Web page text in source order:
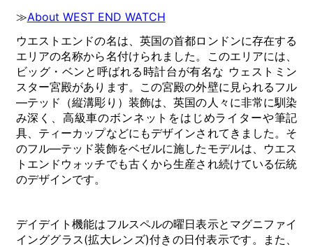
≫About WEST END WATCH
ウエストエンドの名は、英国の首都ロンドンに存在する
エリアの名称から名付けられました。このエリアには、
ビッグ・ベンと呼ばれる時計台が有名な ウェストミン
スター宮殿があります。この宮殿の外壁に見られるフル
―テッド（縦溝彫り）装飾は、英国の人々に非常に馴染
み深く、高級車のボンネットをはじめライターや筆記
具、ティーカップなどにもデザインされてきました。そ
のフル―テッド装飾をベゼルに施したモデルは、ウエス
トエンドウォッチでも古くから生産され続けている伝統
のデザインです。
デイデイト機能はフルスペルの曜日表示とマグニファイ
インググラス(拡大レンズ)付きの日付表示です。また、